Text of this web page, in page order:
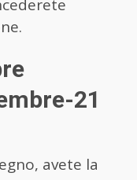
21
avete la